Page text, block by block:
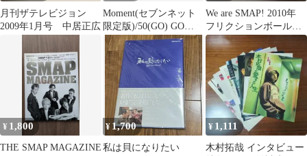
月刊ザテレビジョン
2009年1月号 中居正広
Moment(セブンネット
限定版)/50(GO) GO
SMAP CDまとめ売り
We are SMAP! 2010年
フリクションボールペ
ン 匿名配送 未開封
¥ 1,800
THE SMAP MAGAZINE
¥ 1,700
私は貝になりたい
¥ 1,111
木村拓哉 インタビュー